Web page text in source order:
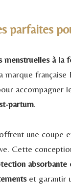
parfaites
à la
marque
accompagner
partum.
une coupe
Cette
absorbante
et garantir